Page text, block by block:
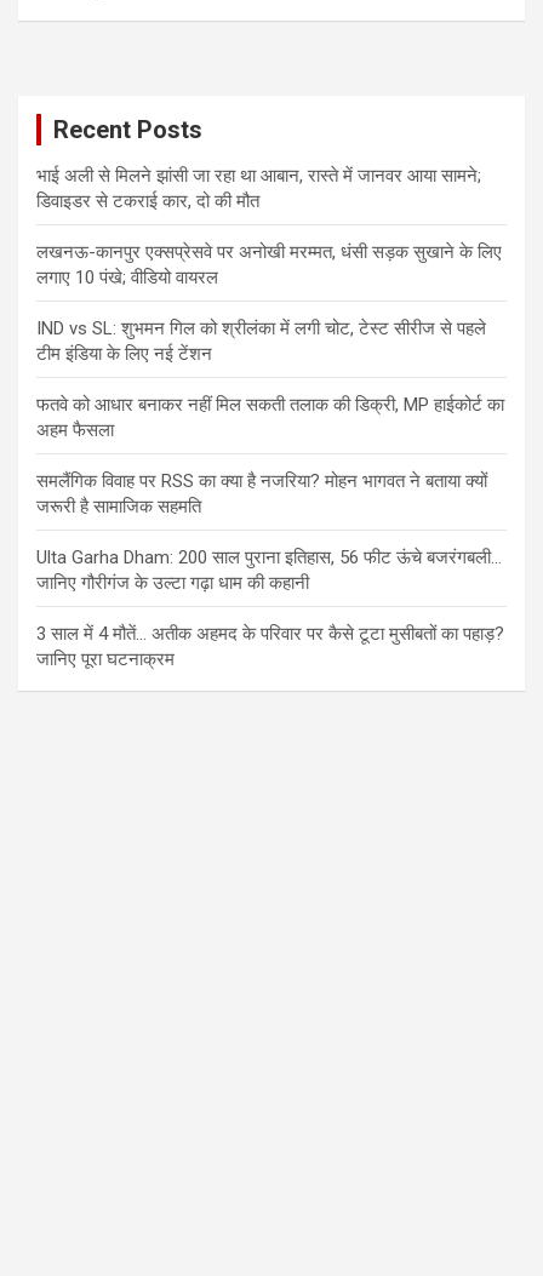
Recent Posts
भाई अली से मिलने झांसी जा रहा था आबान, रास्ते में जानवर आया सामने;
डिवाइडर से टकराई कार, दो की मौत
लखनऊ-कानपुर एक्सप्रेसवे पर अनोखी मरम्मत, धंसी सड़क सुखाने के लिए
लगाए 10 पंखे; वीडियो वायरल
IND vs SL: शुभमन गिल को श्रीलंका में लगी चोट, टेस्ट सीरीज से पहले
टीम इंडिया के लिए नई टेंशन
फतवे को आधार बनाकर नहीं मिल सकती तलाक की डिक्री, MP हाईकोर्ट का
अहम फैसला
समलैंगिक विवाह पर RSS का क्या है नजरिया? मोहन भागवत ने बताया क्यों
जरूरी है सामाजिक सहमति
Ulta Garha Dham: 200 साल पुराना इतिहास, 56 फीट ऊंचे बजरंगबली…
जानिए गौरीगंज के उल्टा गढ़ा धाम की कहानी
3 साल में 4 मौतें… अतीक अहमद के परिवार पर कैसे टूटा मुसीबतों का पहाड़?
जानिए पूरा घटनाक्रम